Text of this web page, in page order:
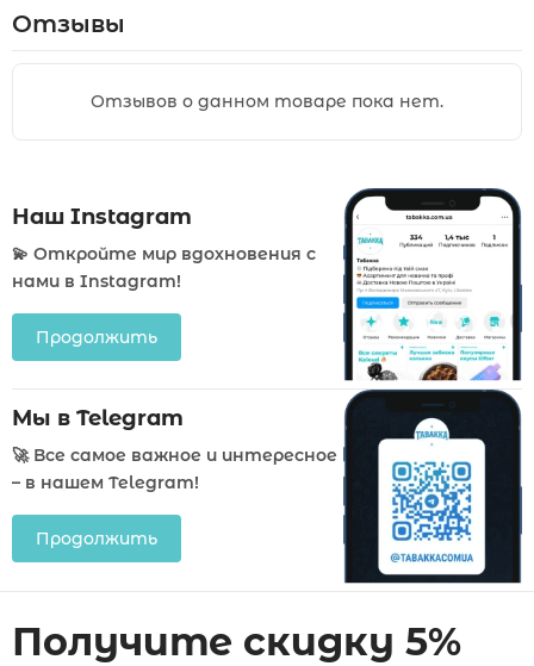
Отзывы
Отзывов о данном товаре пока нет.
Наш Instagram
💫 Откройте мир вдохновения с
нами в Instagram!
Продолжить
Мы в Telegram
🚀 Все самое важное и интересное
– в нашем Telegram!
Продолжить
Получите скидку 5%